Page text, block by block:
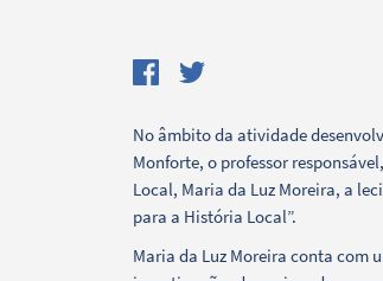
Filtros
No âmbito da atividade
Monforte, o professor
Local, Maria da Luz Moreira, a
para a História Local”.
Maria da Luz Moreira conta com